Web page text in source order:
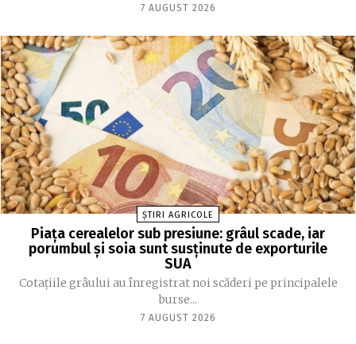
7 AUGUST 2026
ȘTIRI AGRICOLE
Piața cerealelor sub presiune: grâul scade, iar
porumbul și soia sunt susținute de exporturile
SUA
Cotațiile grâului au înregistrat noi scăderi pe principalele
burse...
7 AUGUST 2026